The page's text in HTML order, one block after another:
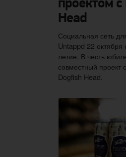
проектом
Head
Социальная сеть
Untappd 22 октября
летие. В честь
совместный проект
Dogfish Head.